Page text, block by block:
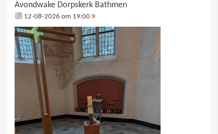
Avondwake Dorpskerk Bathmen
12-08-2026 om 19:00